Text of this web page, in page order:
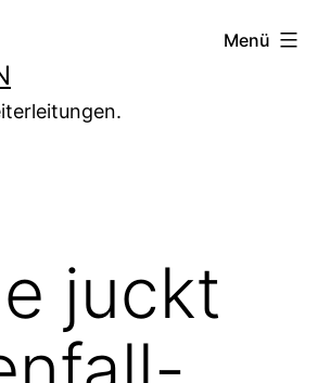
Menü
juckt